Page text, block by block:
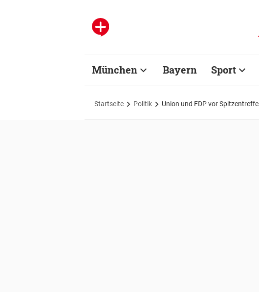
München Bayern Sport
Startseite Politik Union und FDP vor